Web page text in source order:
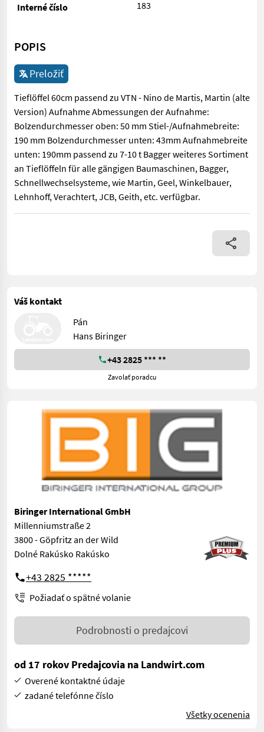
Interné číslo 183
POPIS
Preložiť
Tieflöffel 60cm passend zu VTN - Nino de Martis, Martin (alte
Version) Aufnahme Abmessungen der Aufnahme:
Bolzendurchmesser oben: 50 mm Stiel-/Aufnahmebreite:
190 mm Bolzendurchmesser unten: 43mm Aufnahmebreite
unten: 190mm passend zu 7-10 t Bagger weiteres Sortiment
an Tieflöffeln für alle gängigen Baumaschinen, Bagger,
Schnellwechselsysteme, wie Martin, Geel, Winkelbauer,
Lehnhoff, Verachtert, JCB, Geith, etc. verfügbar.
Tieflöffel 60cm passend zu VTN - Nino de Martis, Martin (alte
Váš kontakt
Pán
Hans Biringer
+43 2825 *** **
Zavolať poradcu
Biringer International GmbH
Millenniumstraße 2
3800 - Göpfritz an der Wild
Dolné Rakúsko Rakúsko
+43 2825 *****
Požiadať o spätné volanie
Podrobnosti o predajcovi
od 17 rokov Predajcovia na Landwirt.com
Overené kontaktné údaje
zadané telefónne číslo
Všetky ocenenia